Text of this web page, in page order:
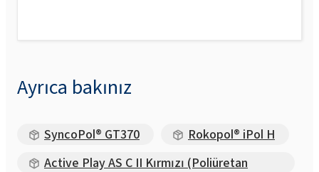
Ayrıca bakınız
SyncoPol® GT370
Rokopol® iPol H
Active Play AS C II Kırmızı (Poliüretan